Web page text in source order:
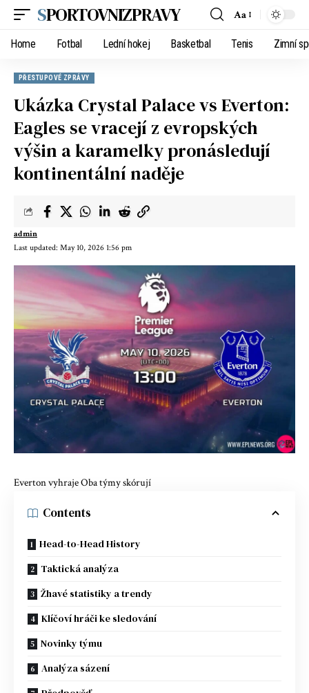
SPORTOVNIZPRAVY Aa
Home Fotbal Lední hokej Basketbal Tenis Zimní
PŘESTUPOVÉ ZPRÁVY
Ukázka Crystal Palace vs Everton:
Eagles se vracejí z evropských
výšin a karamelky pronásledují
kontinentální naděje
Last updated: May 10, 2026 1:56 pm
admin
Everton vyhraje Oba týmy skórují
Contents
Head-to-Head History
Taktická analýza
Žhavé statistiky a trendy
Klíčoví hráči ke sledování
Novinky týmu
Analýza sázení